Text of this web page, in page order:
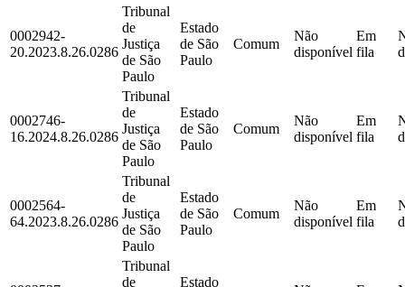
0002942-
20.2023.8.26.0286
Tribunal
de
Justiça
de São
Paulo
Estado
de São
Paulo
Comum
Não
disponível
Em
fila
0002746-
16.2024.8.26.0286
Tribunal
de
Justiça
de São
Paulo
Estado
de São
Paulo
Comum
Não
disponível
Em
fila
0002564-
64.2023.8.26.0286
Tribunal
de
Justiça
de São
Paulo
Estado
de São
Paulo
Comum
Não
disponível
Em
fila
Tribunal
de
Estado